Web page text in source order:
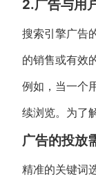
2.广告与用
搜索引擎广告
的销售或有效
例如，当一个
续浏览。为了
广告的投放
精准的关键词